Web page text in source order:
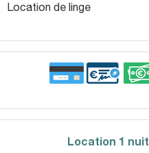
Location de linge
Location 1 nuit